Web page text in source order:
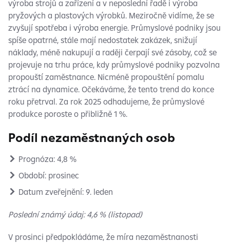
výroba strojů a zařízení a v neposlední řadě i výroba
pryžových a plastových výrobků. Meziročně vidíme, že se
zvyšují spotřeba i výroba energie. Průmyslové podniky jsou
spíše opatrné, stále mají nedostatek zakázek, snižují
náklady, méně nakupují a raději čerpají své zásoby, což se
projevuje na trhu práce, kdy průmyslové podniky pozvolna
propouští zaměstnance. Nicméně propouštění pomalu
ztrácí na dynamice. Očekáváme, že tento trend do konce
roku přetrval. Za rok 2025 odhadujeme, že průmyslové
produkce poroste o přibližně 1 %.
Podíl nezaměstnaných osob
Prognóza: 4,8 %
Období: prosinec
Datum zveřejnění: 9. leden
Poslední známý údaj: 4,6 % (listopad)
V prosinci předpokládáme, že míra nezaměstnanosti